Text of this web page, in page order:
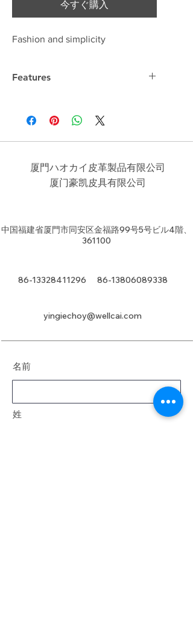
今すぐ購入
Fashion and simplicity
Features
厦門ハオカイ皮革製品有限公司
​厦门豪凯皮具有限公司
中国福建省厦門市同安区金福路99号5号ビル4階、
361100
86-13328411296 86-13806089338
yingiechoy@wellcai.com
名前
姓